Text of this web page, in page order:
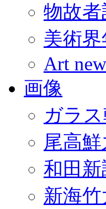
物故者
美術界
Art
画像
ガラ
尾高
和田
新海